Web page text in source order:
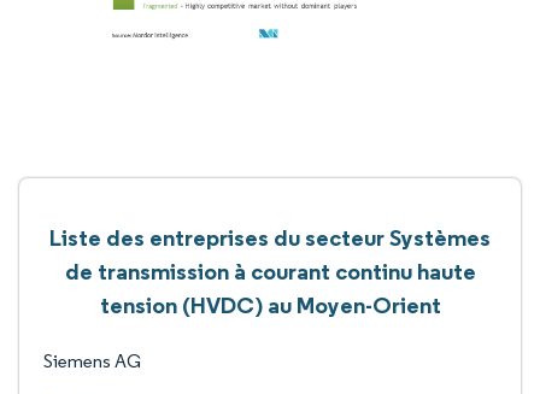
Liste des entreprises du secteur Systèmes
de transmission à courant continu haute
tension (HVDC) au Moyen-Orient
Siemens AG